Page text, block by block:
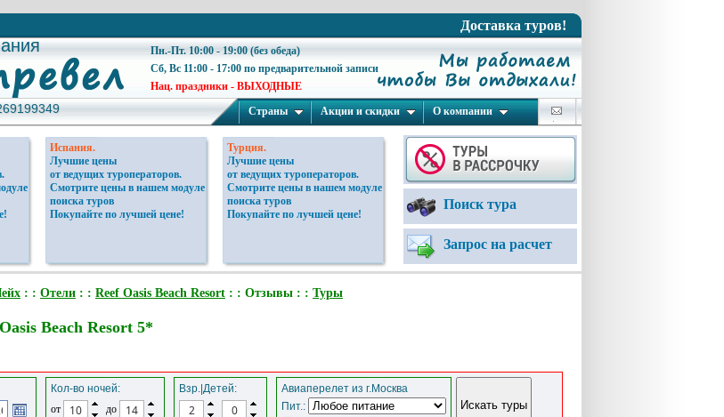
Доставка туров!
Пн.-Пт. 10:00 - 19:00 (без обеда)
Сб, Вс 11:00 - 17:00 по предварительной записи
Нац. праздники - ВЫХОДНЫЕ
Страны Акции и скидки О компании
Испания.
Лучшие цены
от ведущих туроператоров.
Смотрите цены в нашем модуле
поиска туров
Покупайте по лучшей цене!
Турция.
Лучшие цены
от ведущих туроператоров.
Смотрите цены в нашем модуле
поиска туров
Покупайте по лучшей цене!
Поиск тура
Запрос на расчет
: : Отели : : Reef Oasis Beach Resort : : Отзывы : : Туры
Beach Resort 5*
Кол-во ночей:
от
до
Взр.|Детей:
Авиаперелет из г.Москва
Пит.: